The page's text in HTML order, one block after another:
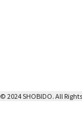
© 2024 SHOBIDO. All